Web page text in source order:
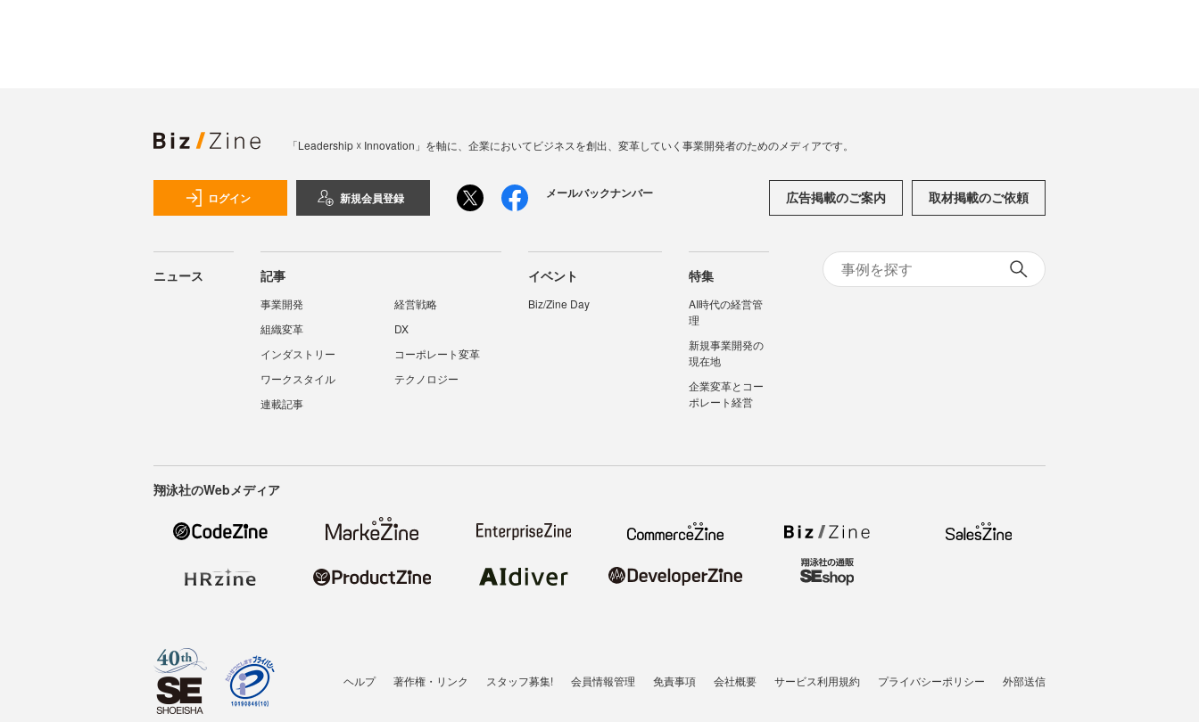
「Leadership ☓ Innovation」を軸に、企業においてビジネスを創出、変革していく事業開発者のためのメディアです。
ログイン 新規会員登録 メールバックナンバー 広告掲載のご案内 取材掲載のご依頼
ニュース 記事
事業開発
経営戦略
組織変革
DX
インダストリー
コーポレート変革
ワークスタイル
テクノロジー
連載記事
イベント
Biz/Zine Day
特集
AI時代の経営管
理
新規事業開発の
現在地
企業変革とコー
ポレート経営
翔泳社のWebメディア
ヘルプ 著作権・リンク スタッフ募集! 会員情報管理 免責事項 会社概要 サービス利用規約 プライバシーポリシー 外部送信